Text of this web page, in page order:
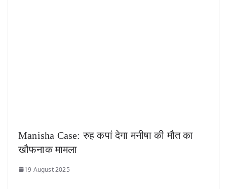
Manisha Case: रुह कपां देगा मनीषा की मौत का
खौफनाक मामला
19 August 2025